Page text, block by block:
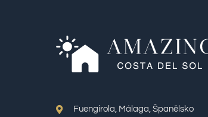
Fuengirola, Málaga, Španělsko